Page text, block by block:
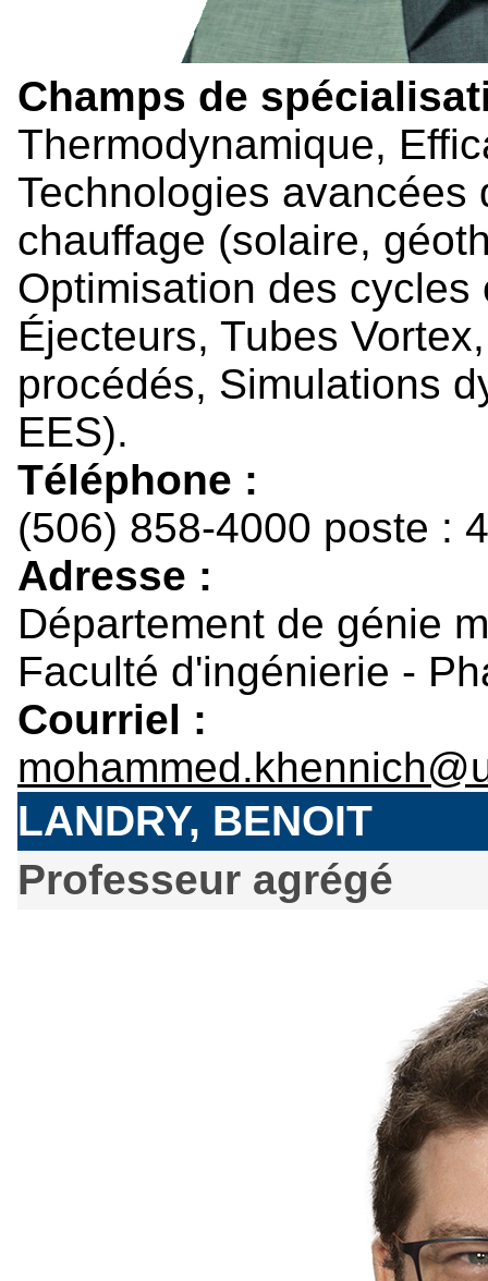
Champs de
Thermodynamique,
Technologies avancées
chauffage (solaire,
Optimisation des
Éjecteurs, Tubes
procédés, Simulations
EES).
Téléphone :
(506) 858-4000 poste :
Adresse :
Département de génie
Faculté d'ingénierie -
Courriel :
LANDRY, BENOIT
Professeur agrégé